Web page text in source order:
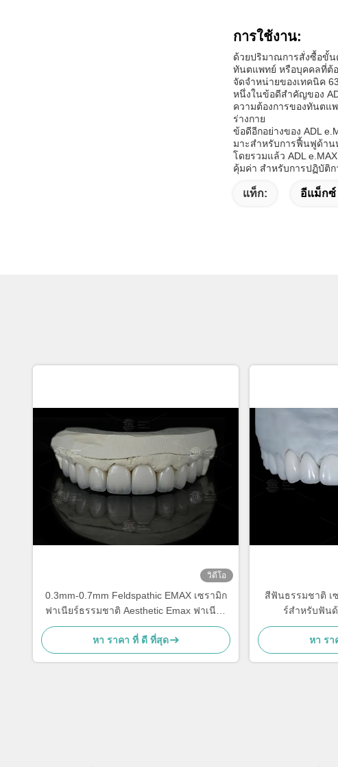
การใช้งาน:
ด้วยปริมาณการสั่งซื้อขั้น
ทันตแพทย์ หรือบุคคลที่ต้อ
จัดจําหน่ายของเทคนิค
หนึ่งในข้อดีสําคัญของ
ความต้องการของทันตแ
ร่างกาย
ข้อดีอีกอย่างของ ADL
มาะสําหรับการฟื้นฟูด้าน
โดยรวมแล้ว ADL
คุ้มค่า สําหรับการปฏิบัติ
แท็ก: อีแม็กซ์
วิดีโอ
0.3mm-0.7mm Feldspathic EMAX เซรามิก
ฟาเนียร์ธรรมชาติ Aesthetic Emax ฟาเนียร์
ฟัน
หา ราคา ที่ ดี ที่สุด
สีฟันธรรมชาติ เ
ร์สําหรับฟัน
หา รา